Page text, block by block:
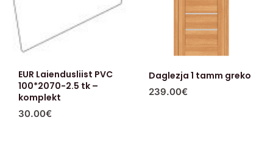
EUR Laiendusliist PVC
100*2070-2.5 tk –
komplekt
30.00€
Daglezja 1 tamm greko
239.00€